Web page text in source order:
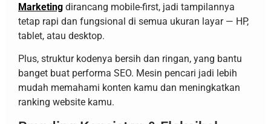
Marketing dirancang mobile-first, jadi tampilannya
tetap rapi dan fungsional di semua ukuran layar — HP,
tablet, atau desktop.
Plus, struktur kodenya bersih dan ringan, yang bantu
banget buat performa SEO. Mesin pencari jadi lebih
mudah memahami konten kamu dan meningkatkan
ranking website kamu.